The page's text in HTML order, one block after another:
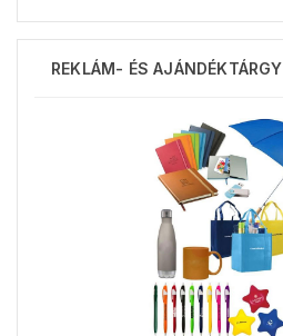
REKLÁM- ÉS AJÁNDÉKTÁRGY